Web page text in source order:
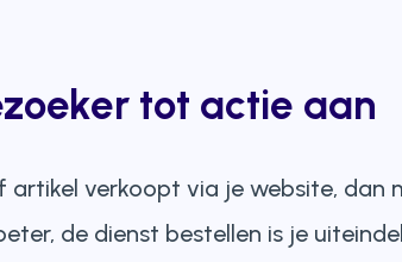
tot actie aan
artikel verkoopt via je website,
de dienst bestellen is je